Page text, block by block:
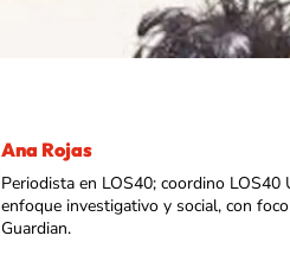
Ana Rojas
Periodista en LOS40; coordino
enfoque investigativo y social, con
Guardian.